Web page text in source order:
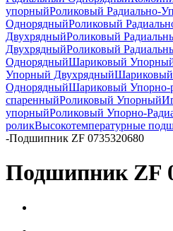
упорныйРоликовый Радиально-
ОднорядныйРоликовый
ДвухрядныйРоликовый
ДвухрядныйРоликовый
ОднорядныйШариковый
Упорный ДвухрядныйШариковый
ОднорядныйШариковый Упорно-
спаренныйРоликовый Упорный
упорныйРоликовый Упорно-
роликВысокотемпературные
-Подшипник ZF 0735320680
Подшипник ZF